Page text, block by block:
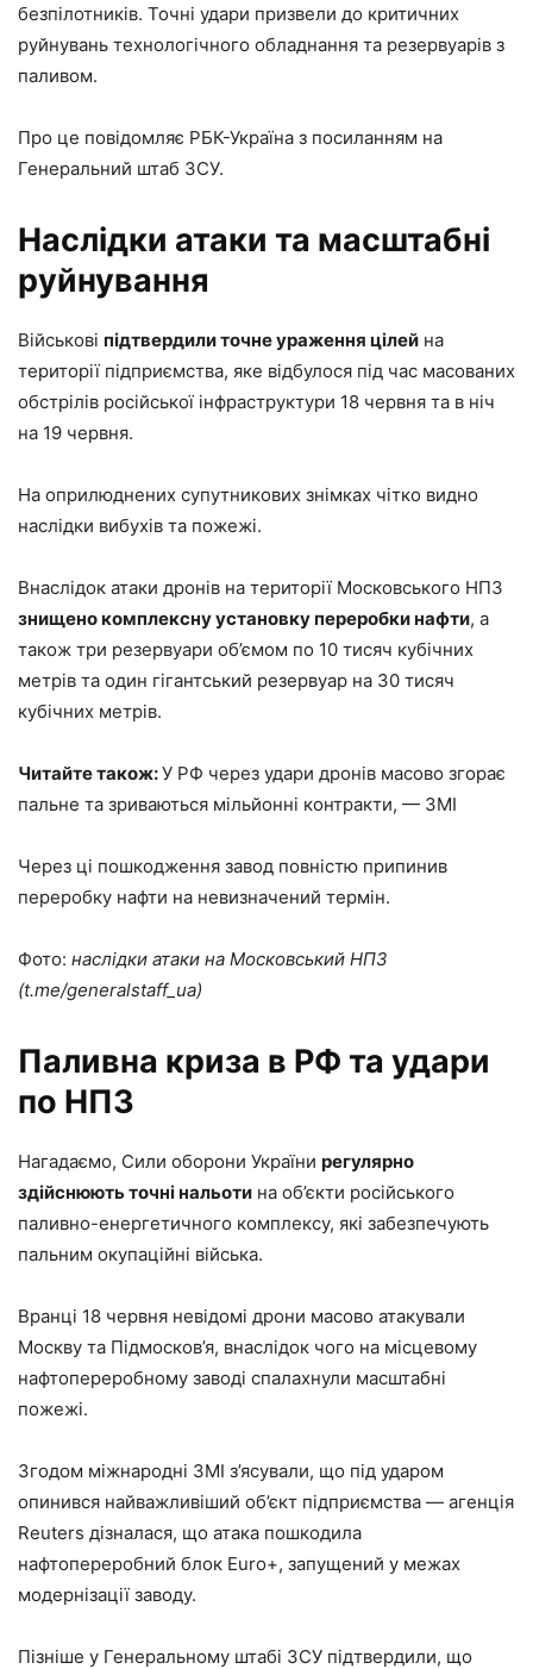
безпілотників. Точні удари призвели до критичних
руйнувань технологічного обладнання та резервуарів з
паливом.
Про це повідомляє РБК-Україна з посиланням на
Генеральний штаб ЗСУ.
Наслідки атаки та масштабні
руйнування
Військові підтвердили точне ураження цілей на
території підприємства, яке відбулося під час масованих
обстрілів російської інфраструктури 18 червня та в ніч
на 19 червня.
На оприлюднених супутникових знімках чітко видно
наслідки вибухів та пожежі.
Внаслідок атаки дронів на території Московського НПЗ
знищено комплексну установку переробки нафти, а
також три резервуари об’ємом по 10 тисяч кубічних
метрів та один гігантський резервуар на 30 тисяч
кубічних метрів.
Читайте також:У РФ через удари дронів масово згорає
пальне та зриваються мільйонні контракти, — ЗМІ
Через ці пошкодження завод повністю припинив
переробку нафти на невизначений термін.
Фото: наслідки атаки на Московський НПЗ
(t.me/generalstaff_ua)
Паливна криза в РФ та удари
по НПЗ
Нагадаємо, Сили оборони України регулярно
здійснюють точні нальоти на об’єкти російського
паливно-енергетичного комплексу, які забезпечують
пальним окупаційні війська.
Вранці 18 червня невідомі дрони масово атакували
Москву та Підмосков’я, внаслідок чого на місцевому
нафтопереробному заводі спалахнули масштабні
пожежі.
Згодом міжнародні ЗМІ з’ясували, що під ударом
опинився найважливіший об’єкт підприємства — агенція
Reuters дізналася, що атака пошкодила
нафтопереробний блок Euro+, запущений у межах
модернізації заводу.
Пізніше у Генеральному штабі ЗСУ підтвердили, що